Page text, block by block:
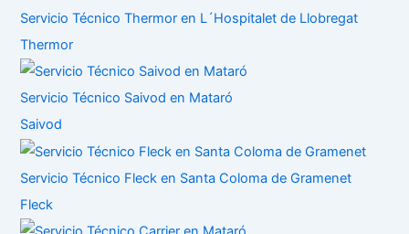
Servicio Técnico Thermor en L´Hospitalet de Llobregat
Thermor
Servicio Técnico Saivod en Mataró
Saivod
Servicio Técnico Fleck en Santa Coloma de Gramenet
Fleck